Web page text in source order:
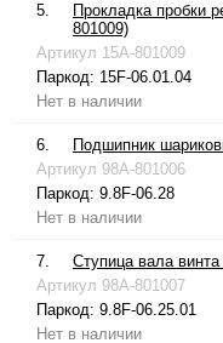
5.
Прокладка пробки
801009)
Артикул 15A-801009
Паркод: 15F-06.01.04
Нет в наличии
6.
Подшипник
Артикул 98A-801006
Паркод: 9.8F-06.28
Нет в наличии
7.
Ступица вала
Артикул 98A-801007
Паркод: 9.8F-06.25.01
Нет в наличии